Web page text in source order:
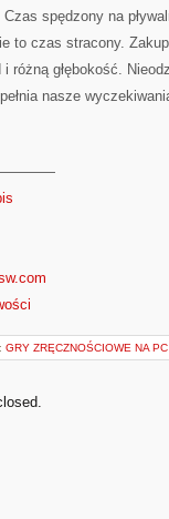
spędzony na
to czas stracony.
różną głębokość.
nasze
GRY ZRĘCZNOŚCIOWE NA PC